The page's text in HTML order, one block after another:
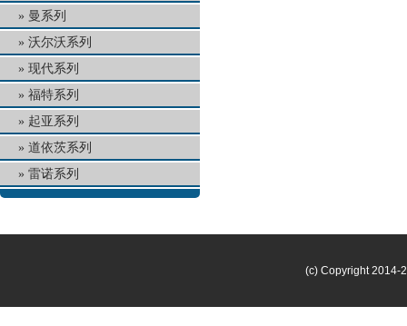
曼系列
沃尔沃系列
现代系列
福特系列
起亚系列
道依茨系列
雷诺系列
(c) Copyright 2014-